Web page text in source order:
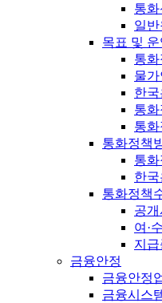
통
일
목표 및 운
통
물가
한국
통
통
통화정책
통
한국
통화정책
공
여·
지
금융안정
금융안정
금융시스